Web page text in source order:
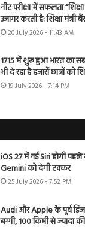
नीट परीक्षा में सफलता
उजागर करती है: शिक्षा मंत्री
20 July 2026 - 11:43 AM
1715 में शुरू हुआ भारत का
भी दे रहा है हजारों छात्रों को
19 July 2026 - 7:14 PM
iOS 27 में नई Siri होगी पहले
Gemini को देगी टक्कर
25 July 2026 - 7:52 PM
Audi और Apple के पूर्व
बग्गी, 100 किमी से